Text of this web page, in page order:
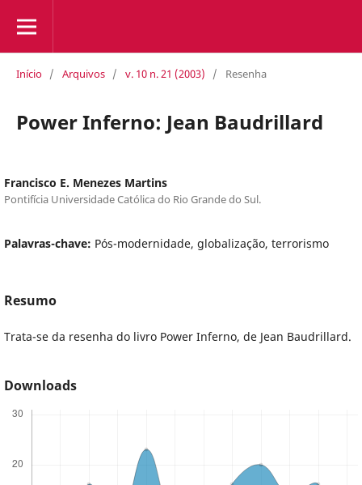
Início / Arquivos / v. 10 n. 21 (2003) / Resenha
Power Inferno: Jean Baudrillard
Francisco E. Menezes Martins
Pontifícia Universidade Católica do Rio Grande do Sul.
Palavras-chave: Pós-modernidade, globalização, terrorismo
Resumo
Trata-se da resenha do livro Power Inferno, de Jean Baudrillard.
Downloads